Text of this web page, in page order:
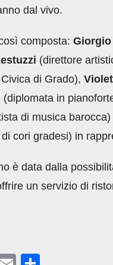
dal vivo.
composta:
(direttore
di Grado),
(diplomata in
di musica barocca)
cori gradesi) in
è data dalla
un servizio di